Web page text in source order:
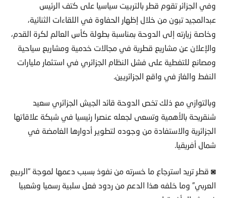
وفي الجزائر تقوم قطر بالتربيت سياسيا على كتف الرئيس
عبدالمجيد تبون من خلال إظهار الحفاوة في اللقاءات الثنائية،
وخاصة زيارته إلى الدوحة بمناسبة بطولة كأس العالم لكرة القدم،
والإعلان عن مشاريع قطرية في مجالات خدمية ومشاريع سياحية
ومصانع للتغطية على فشل النظام الجزائري في استثمار مليارات
النفط والغاز في واقع الجزائريين.
وبالتوازي مع ذلك تخص الدوحة قائد الجيش الجزائري سعيد
شنقريحة بالأهمية وتسعى لجعله عنصرا رئيسيا في شبكة علاقاتها
الجزائرية والاستفادة من وجوده لتطوير أدوارها الغامضة في
شمال أفريقيا.
◙ قطر تريد استرجاع ما خسرته من نفوذ بسبب دعمها لموجة “الربيع
العربي” وما خلفه هذا الدعم من ردود فعل سلبية رسميا وشعبيا